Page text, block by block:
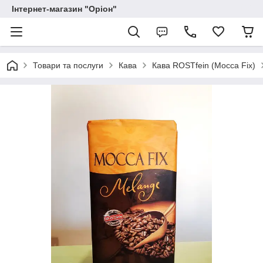
Інтернет-магазин "Оріон"
Товари та послуги Кава Кава ROSTfein (Mocca Fix)